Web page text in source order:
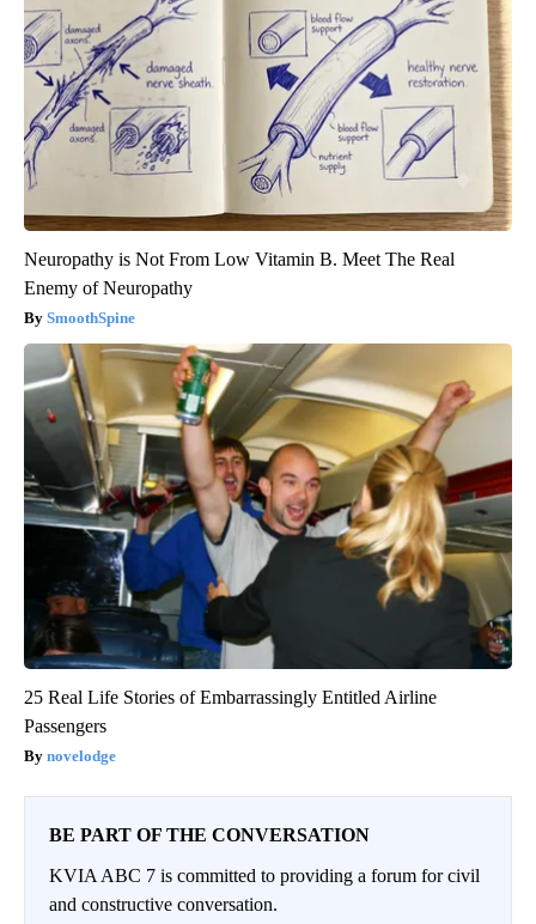
Neuropathy is Not From Low Vitamin B. Meet The Real
Enemy of Neuropathy
SmoothSpine
25 Real Life Stories of Embarrassingly Entitled Airline
Passengers
novelodge
BE PART OF THE CONVERSATION
KVIA ABC 7 is committed to providing a forum for civil
and constructive conversation.